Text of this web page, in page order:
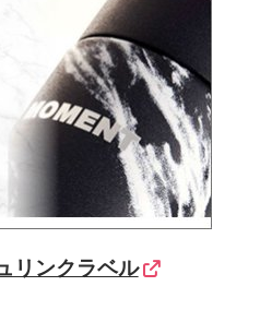
リンクラベル